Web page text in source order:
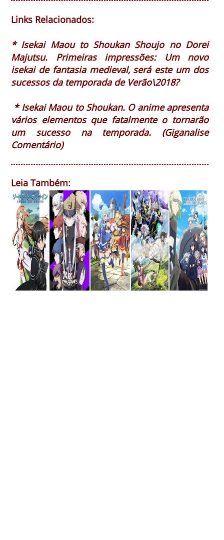
Links Relacionados:
* Isekai Maou to Shoukan Shoujo no Dorei
Majutsu. Primeiras impressões: Um novo
isekai de fantasia medieval, será este um dos
sucessos da temporada de Verão\2018?
* Isekai Maou to Shoukan. O anime apresenta
vários elementos que fatalmente o tornarão
um sucesso na temporada. (Giganalise
Comentário)
Leia Também: